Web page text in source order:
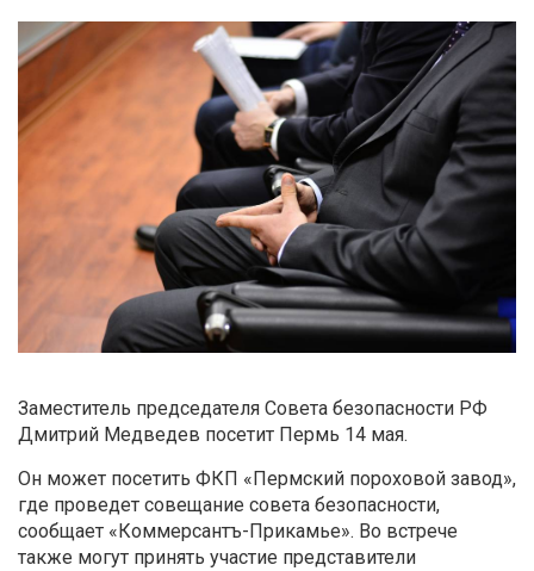
Заместитель председателя Совета безопасности РФ
Дмитрий Медведев посетит Пермь 14 мая.
Он может посетить ФКП «Пермский пороховой завод»,
где проведет совещание совета безопасности,
сообщает «Коммерсантъ-Прикамье». Во встрече
также могут принять участие представители